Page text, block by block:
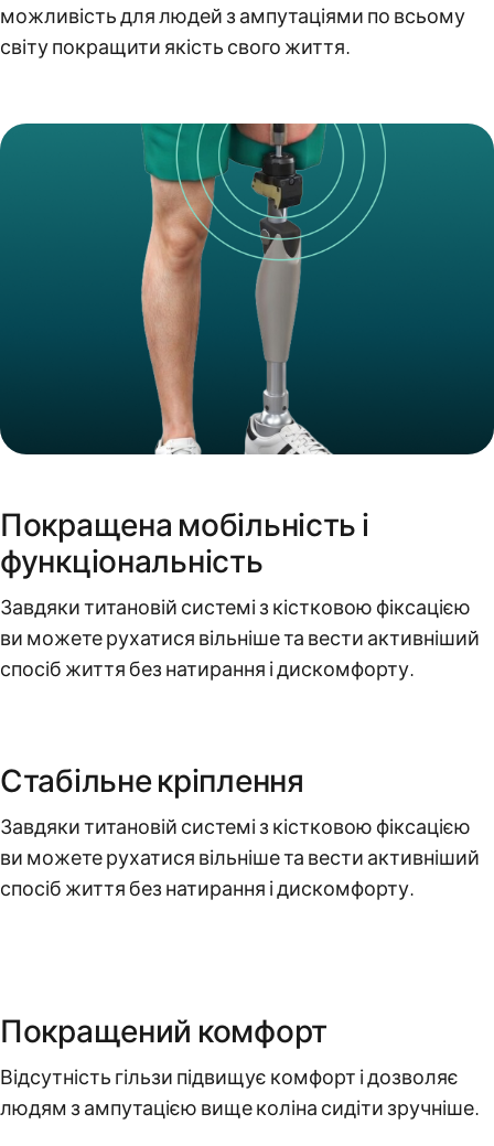
можливість для людей з ампутаціями по всьому
світу покращити якість свого життя.
Покращена мобільність і
функціональність
Завдяки титановій системі з кістковою фіксацією
ви можете рухатися вільніше та вести активніший
спосіб життя без натирання і дискомфорту.
Стабільне кріплення
Завдяки титановій системі з кістковою фіксацією
ви можете рухатися вільніше та вести активніший
спосіб життя без натирання і дискомфорту.
Покращений комфорт
Відсутність гільзи підвищує комфорт і дозволяє
людям з ампутацією вище коліна сидіти зручніше.